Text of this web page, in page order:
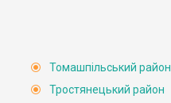
Томашпільський район
Тростянецький район